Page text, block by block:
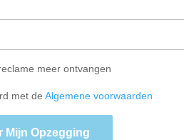
meer ontvangen
met deAlgemene voorwaarden
Mijn Opzegging